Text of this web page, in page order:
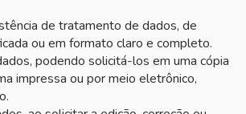
de tratamento de dados, de
ou em formato claro e completo.
podendo solicitá-los em uma cópia
impressa ou por meio eletrônico,